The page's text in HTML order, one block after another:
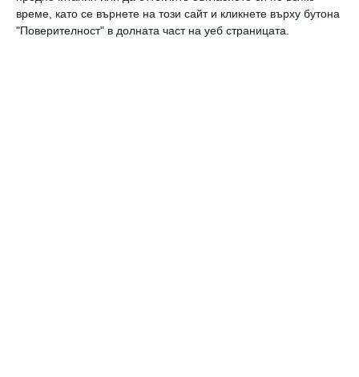
време, като се върнете на този сайт и кликнете върху бутона
"Поверителност" в долната част на уеб страницата.